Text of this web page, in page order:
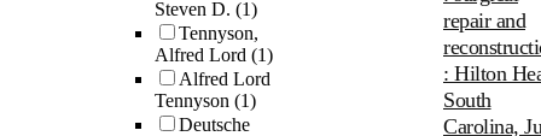
Steven D. (1)
Tennyson,
Alfred Lord (1)
Alfred Lord
Tennyson (1)
Deutsche
repair and
: Hilton
South
Carolina,